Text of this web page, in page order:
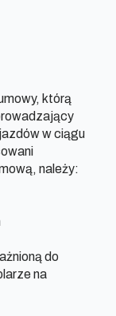
którą
w ciągu
należy:
do
na